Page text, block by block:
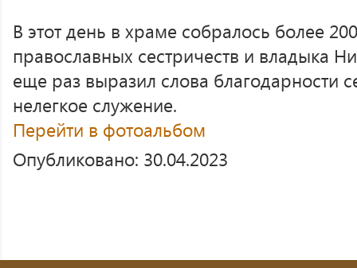
В этот день в храме собралось более
православных сестричеств и владыка
еще раз выразил слова благодарности
нелегкое служение.
Перейти в фотоальбом
Опубликовано: 30.04.2023